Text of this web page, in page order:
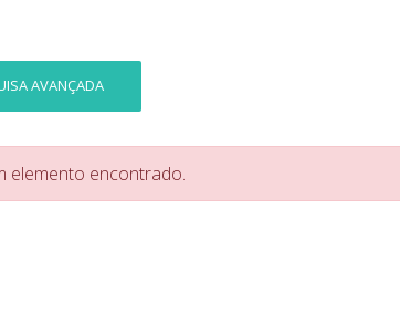
AVANÇADA
elemento encontrado.